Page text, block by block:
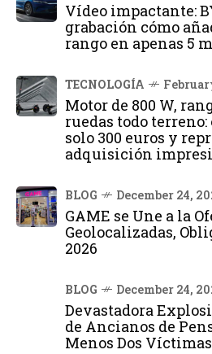
Vídeo impactante:
grabación cómo
rango en apenas 5
TECNOLOGÍA
Motor de 800 W,
ruedas todo
solo 300 euros y
adquisición
BLOG December 24,
GAME se Une a la
Geolocalizadas,
2026
BLOG December 24,
Devastadora
de Ancianos de
Menos Dos